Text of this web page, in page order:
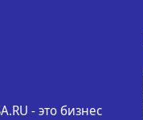
- это бизнес